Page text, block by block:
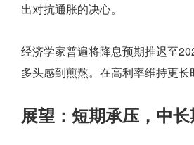
出对抗通胀的决心。
经济学家普遍将降息预期推迟至
多头感到煎熬。在高利率维持更
展望：短期承压，中